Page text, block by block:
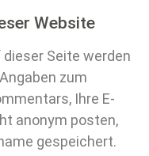
Website
Seite werden
zum
Ihre E-
anonym posten,
gespeichert.